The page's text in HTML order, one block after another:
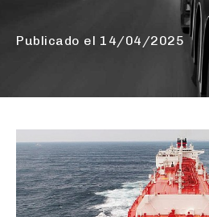
Publicado el 14/04/2025